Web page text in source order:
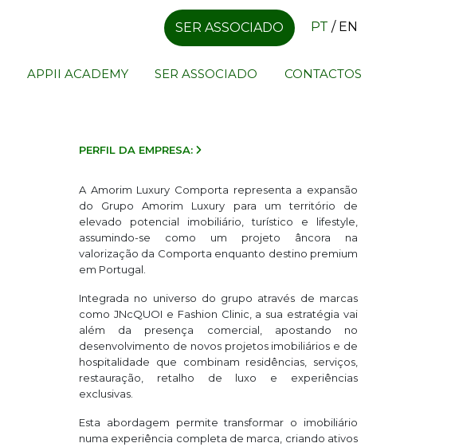
SER ASSOCIADO PT / EN
APPII ACADEMY SER ASSOCIADO CONTACTOS
PERFIL DA EMPRESA:
A Amorim Luxury Comporta representa a expansão
do Grupo Amorim Luxury para um território de
elevado potencial imobiliário, turístico e lifestyle,
assumindo-se como um projeto âncora na
valorização da Comporta enquanto destino premium
em Portugal.
Integrada no universo do grupo através de marcas
como JNcQUOI e Fashion Clinic, a sua estratégia vai
além da presença comercial, apostando no
desenvolvimento de novos projetos imobiliários e de
hospitalidade que combinam residências, serviços,
restauração, retalho de luxo e experiências
exclusivas.
Esta abordagem permite transformar o imobiliário
numa experiência completa de marca, criando ativos